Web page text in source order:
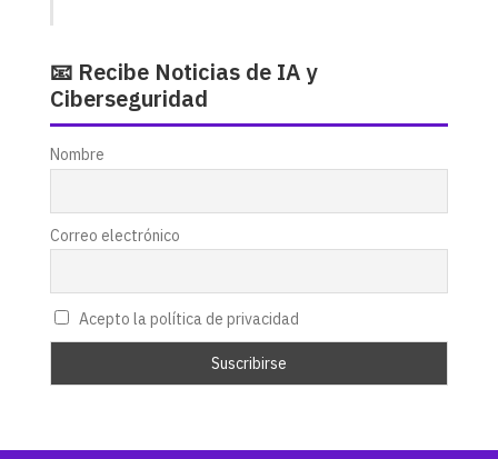
📧 Recibe Noticias de IA y
Ciberseguridad
Nombre
Correo electrónico
Acepto la política de privacidad